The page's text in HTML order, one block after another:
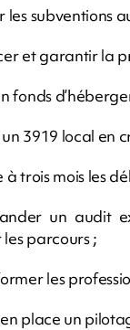
les subventions
et garantir la
fonds
3919 local en
à trois mois les
un audit
parcours ;
les
place un